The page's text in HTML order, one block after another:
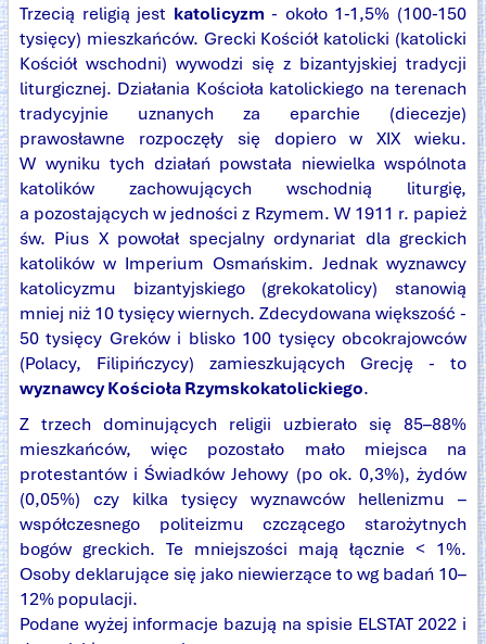
Trzecią religią jest katolicyzm - około 1-1,5% (100-150
tysięcy) mieszkańców. Grecki Kościół katolicki (katolicki
Kościół wschodni) wywodzi się z bizantyjskiej tradycji
liturgicznej. Działania Kościoła katolickiego na terenach
tradycyjnie uznanych za eparchie (diecezje)
prawosławne rozpoczęły się dopiero w XIX wieku.
W wyniku tych działań powstała niewielka wspólnota
katolików zachowujących wschodnią liturgię,
a pozostających w jedności z Rzymem. W 1911 r. papież
św. Pius X powołał specjalny ordynariat dla greckich
katolików w Imperium Osmańskim. Jednak wyznawcy
katolicyzmu bizantyjskiego (grekokatolicy) stanowią
mniej niż 10 tysięcy wiernych. Zdecydowana większość -
50 tysięcy Greków i blisko 100 tysięcy obcokrajowców
(Polacy, Filipińczycy) zamieszkujących Grecję - to
wyznawcy Kościoła Rzymskokatolickiego.
Z trzech dominujących religii uzbierało się 85–88%
mieszkańców, więc pozostało mało miejsca na
protestantów i Świadków Jehowy (po ok. 0,3%), żydów
(0,05%) czy kilka tysięcy wyznawców hellenizmu –
współczesnego politeizmu czczącego starożytnych
bogów greckich. Te mniejszości mają łącznie < 1%.
Osoby deklarujące się jako niewierzące to wg badań 10–
12% populacji.
Podane wyżej informacje bazują na spisie ELSTAT 2022 i